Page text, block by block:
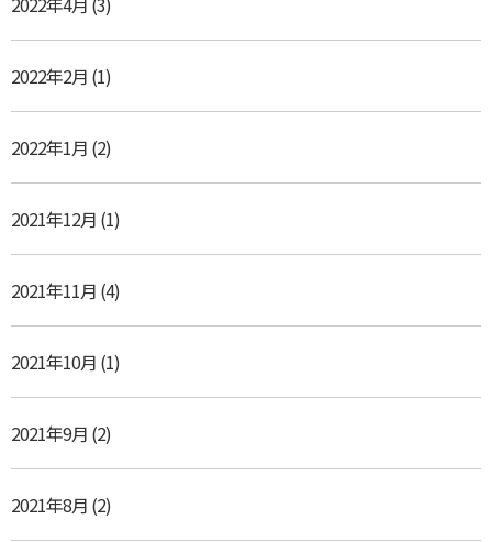
2022年2月 (1)
2022年1月 (2)
2021年12月 (1)
2021年11月 (4)
2021年10月 (1)
2021年9月 (2)
2021年8月 (2)